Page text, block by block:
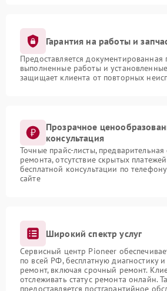
Гарантия на работы и
Предоставляется документированная
выполненные работы и
защищает клиента от повторных
Прозрачное
консультация
Точные прайс-листы,
ремонта, отсутствие скрытых
бесплатной консультации по
сайте
Широкий спектр услуг
Сервисный центр Pioneer
по всей РФ, бесплатную диагностику
ремонт, включая срочный ремонт.
отслеживать статус ремонта онлайн.
предоставляется постгарантийное